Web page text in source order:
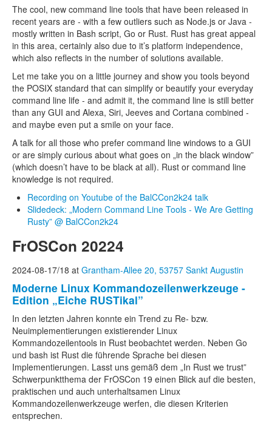
The cool, new command line tools that have been released in
recent years are - with a few outliers such as Node.js or Java -
mostly written in Bash script, Go or Rust. Rust has great appeal
in this area, certainly also due to it’s platform independence,
which also reflects in the number of solutions available.
Let me take you on a little journey and show you tools beyond
the POSIX standard that can simplify or beautify your everyday
command line life - and admit it, the command line is still better
than any GUI and Alexa, Siri, Jeeves and Cortana combined -
and maybe even put a smile on your face.
A talk for all those who prefer command line windows to a GUI
or are simply curious about what goes on „in the black window”
(which doesn’t have to be black at all). Rust or command line
knowledge is not required.
Recording on Youtube of the BalCCon2k24 talk
Slidedeck: „Modern Command Line Tools - We Are Getting
Rusty” @ BalCCon2k24
FrOSCon 20224
2024-08-17/18 at Grantham-Allee 20, 53757 Sankt Augustin
Moderne Linux Kommandozeilenwerkzeuge -
Edition „Eiche RUSTikal”
In den letzten Jahren konnte ein Trend zu Re- bzw.
Neuimplementierungen existierender Linux
Kommandozeilentools in Rust beobachtet werden. Neben Go
und bash ist Rust die führende Sprache bei diesen
Implementierungen. Lasst uns gemäß dem „In Rust we trust”
Schwerpunktthema der FrOSCon 19 einen Blick auf die besten,
praktischen und auch unterhaltsamen Linux
Kommandozeilenwerkzeuge werfen, die diesen Kriterien
entsprechen.